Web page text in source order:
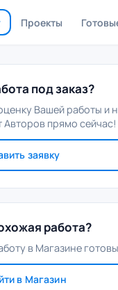
Проекты
под заказ?
Вашей работы и
Авторов прямо сейчас!
заявку
работа?
в Магазине
в Магазин